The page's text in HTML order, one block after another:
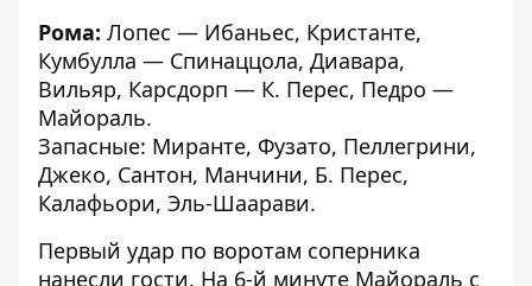
Рома: Лопес — Ибаньес, Кристанте,
Кумбулла — Спинаццола, Диавара,
Вильяр, Карсдорп — К. Перес, Педро —
Майораль.
Запасные: Миранте, Фузато, Пеллегрини,
Джеко, Сантон, Манчини, Б. Перес,
Калафьори, Эль-Шаарави.
Первый удар по воротам соперника
нанесли гости. На 6-й минуте Майораль с